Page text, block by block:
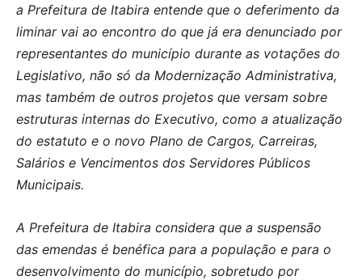
a Prefeitura de Itabira entende que o deferimento da
liminar vai ao encontro do que já era denunciado por
representantes do município durante as votações do
Legislativo, não só da Modernização Administrativa,
mas também de outros projetos que versam sobre
estruturas internas do Executivo, como a atualização
do estatuto e o novo Plano de Cargos, Carreiras,
Salários e Vencimentos dos Servidores Públicos
Municipais.
A Prefeitura de Itabira considera que a suspensão
das emendas é benéfica para a população e para o
desenvolvimento do município, sobretudo por